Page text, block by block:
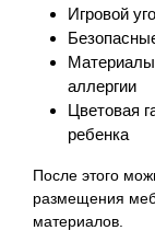
Игровой
аллергии
Цветовая
ребенка
После этого
размещения
материалов.